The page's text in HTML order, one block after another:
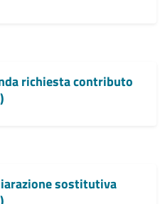
richiesta contributo
sostitutiva